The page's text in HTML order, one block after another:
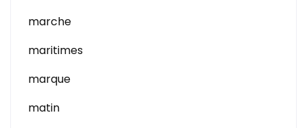
marche
maritimes
marque
matin